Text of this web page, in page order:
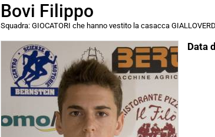
Bovi Filippo
Squadra: GIOCATORI che hanno vestito la casacca
Data